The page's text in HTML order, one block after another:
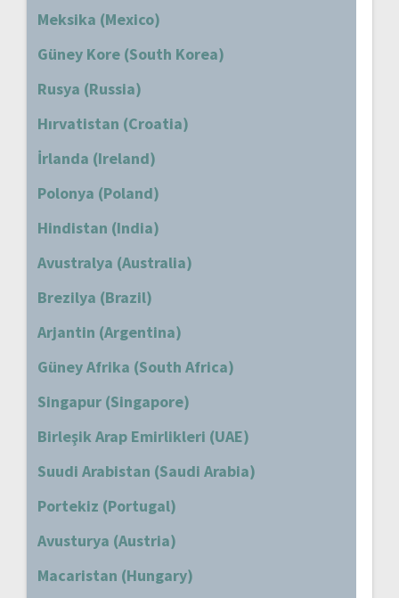
Meksika (Mexico)
Güney Kore (South Korea)
Rusya (Russia)
Hırvatistan (Croatia)
İrlanda (Ireland)
Polonya (Poland)
Hindistan (India)
Avustralya (Australia)
Brezilya (Brazil)
Arjantin (Argentina)
Güney Afrika (South Africa)
Singapur (Singapore)
Birleşik Arap Emirlikleri (UAE)
Suudi Arabistan (Saudi Arabia)
Portekiz (Portugal)
Avusturya (Austria)
Macaristan (Hungary)